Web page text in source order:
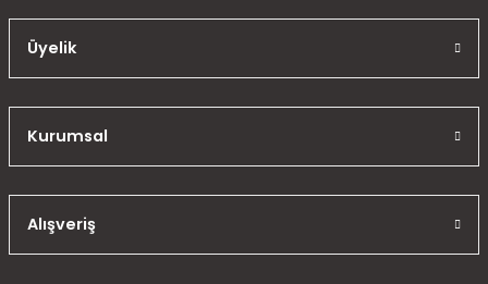
Üyelik
Kurumsal
Alışveriş